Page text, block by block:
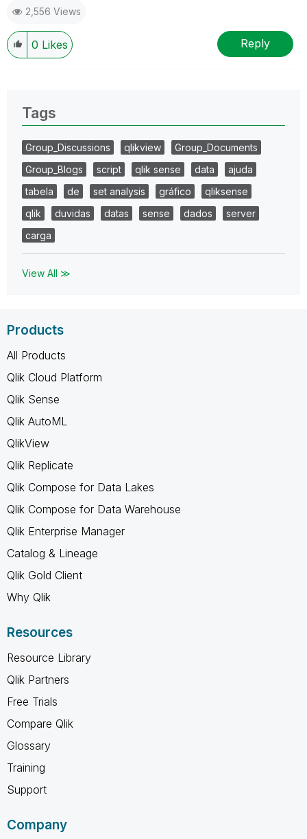
Skype: justen.thiago
2,556 Views
0 Likes Reply
Tags
Group_Discussions qlikview
Group_Documents
Group_Blogs
script qlik sense data
ajuda
tabela
de set analysis gráfico
qliksense
qlik
duvidas datas sense dados
server
carga
View All ≫
Products
All Products
Qlik Cloud Platform
Qlik Sense
Qlik AutoML
QlikView
Qlik Replicate
Qlik Compose for Data Lakes
Qlik Compose for Data Warehouse
Qlik Enterprise Manager
Catalog & Lineage
Qlik Gold Client
Why Qlik
Resources
Resource Library
Qlik Partners
Free Trials
Compare Qlik
Glossary
Training
Support
Company